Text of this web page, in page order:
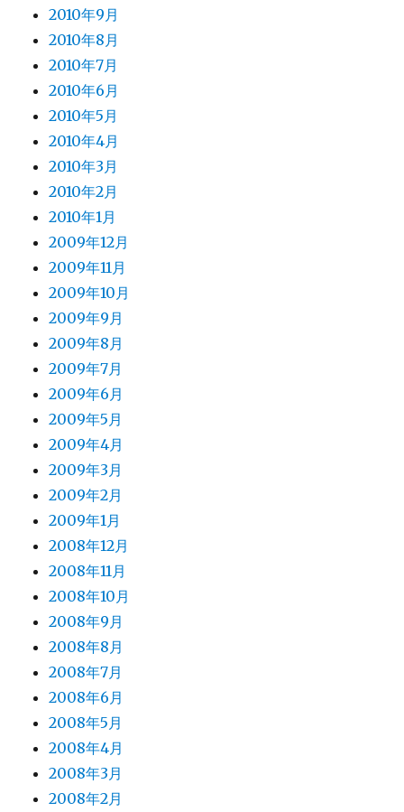
2010年9月
2010年8月
2010年7月
2010年6月
2010年5月
2010年4月
2010年3月
2010年2月
2010年1月
2009年12月
2009年11月
2009年10月
2009年9月
2009年8月
2009年7月
2009年6月
2009年5月
2009年4月
2009年3月
2009年2月
2009年1月
2008年12月
2008年11月
2008年10月
2008年9月
2008年8月
2008年7月
2008年6月
2008年5月
2008年4月
2008年3月
2008年2月